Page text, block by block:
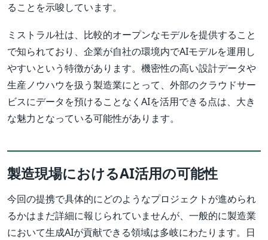
ることを示唆しています。
ミストラル社は、比較的オープンなモデルを提供すること
で知られており、企業が自社の環境内でAIモデルを運用し
やすいという特徴があります。機密性の高い設計データや
生産ノウハウを扱う製造業にとって、外部のクラウドサー
ビスにデータを預けることなくAIを活用できる点は、大き
な魅力となっている可能性があります。
製造現場におけるAI活用の可能性
今回の提携で具体的にどのようなプロジェクトが進められ
るかはまだ詳細に報じられていませんが、一般的に製造業
において生成AIが貢献できる領域は多岐にわたります。日